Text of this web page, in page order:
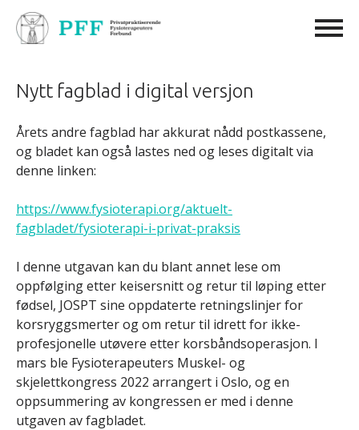
Nytt fagblad i digital versjon
Årets andre fagblad har akkurat nådd postkassene,
og bladet kan også lastes ned og leses digitalt via
denne linken:
https://www.fysioterapi.org/aktuelt-
fagbladet/fysioterapi-i-privat-praksis
I denne utgavan kan du blant annet lese om
oppfølging etter keisersnitt og retur til løping etter
fødsel, JOSPT sine oppdaterte retningslinjer for
korsryggsmerter og om retur til idrett for ikke-
profesjonelle utøvere etter korsbåndsoperasjon. I
mars ble Fysioterapeuters Muskel- og
skjelettkongress 2022 arrangert i Oslo, og en
oppsummering av kongressen er med i denne
utgaven av fagbladet.